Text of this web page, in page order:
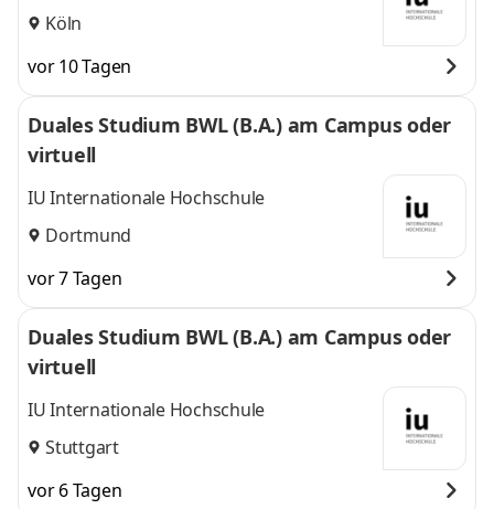
Köln
vor 10 Tagen
Duales Studium BWL (B.A.) am Campus oder
virtuell
IU Internationale Hochschule
Dortmund
vor 7 Tagen
Duales Studium BWL (B.A.) am Campus oder
virtuell
IU Internationale Hochschule
Stuttgart
vor 6 Tagen